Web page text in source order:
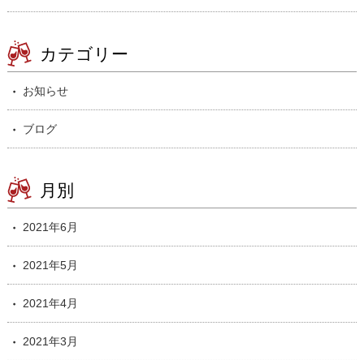
カテゴリー
お知らせ
ブログ
月別
2021年6月
2021年5月
2021年4月
2021年3月